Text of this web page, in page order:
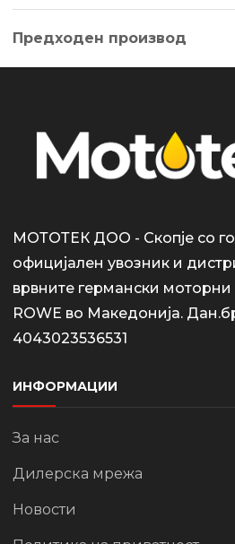
Предходен производ
МОТОТЕК ДОО - Скопје со
официјален увозник и
врвните германски моторни
ROWE во Македонија.
4043023536531
ИНФОРМАЦИИ
За нас
Дилерска мрежа
Новости